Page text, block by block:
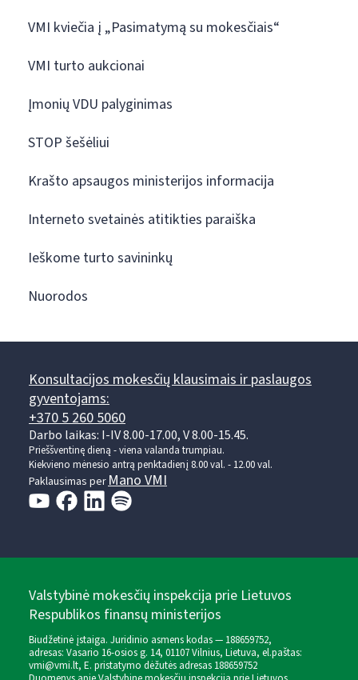
VMI kviečia į „Pasimatymą su mokesčiais“
VMI turto aukcionai
Įmonių VDU palyginimas
STOP šešėliui
Krašto apsaugos ministerijos informacija
Interneto svetainės atitikties paraiška
Ieškome turto savininkų
Nuorodos
Konsultacijos mokesčių klausimais ir paslaugos
gyventojams:
+370 5 260 5060
Darbo laikas: I-IV 8.00-17.00, V 8.00-15.45.
Prieššventinę dieną - viena valanda trumpiau.
Kiekvieno mėnesio antrą penktadienį 8.00 val. - 12.00 val.
Paklausimas perMano VMI
Valstybinė mokesčių inspekcija prie Lietuvos
Respublikos finansų ministerijos
Biudžetinė įstaiga. Juridinio asmens kodas — 188659752,
adresas: Vasario 16-osios g. 14, 01107 Vilnius, Lietuva, el.paštas:
vmi@vmi.lt, E. pristatymo dėžutės adresas 188659752